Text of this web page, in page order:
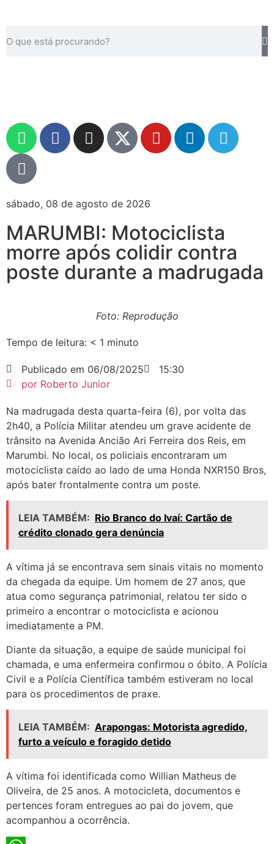
sábado, 08 de agosto de 2026
MARUMBI: Motociclista
morre após colidir contra
poste durante a madrugada
Foto: Reprodução
Tempo de leitura: < 1 minuto
Publicado em 06/08/2025
15:30
por Roberto Junior
Na madrugada desta quarta-feira (6), por volta das
2h40, a Polícia Militar atendeu um grave acidente de
trânsito na Avenida Ancião Ari Ferreira dos Reis, em
Marumbi. No local, os policiais encontraram um
motociclista caído ao lado de uma Honda NXR150 Bros,
após bater frontalmente contra um poste.
LEIA TAMBÉM: Rio Branco do Ivaí: Cartão de
crédito clonado gera denúncia
A vítima já se encontrava sem sinais vitais no momento
da chegada da equipe. Um homem de 27 anos, que
atua como segurança patrimonial, relatou ter sido o
primeiro a encontrar o motociclista e acionou
imediatamente a PM.
Diante da situação, a equipe de saúde municipal foi
chamada, e uma enfermeira confirmou o óbito. A Polícia
Civil e a Polícia Científica também estiveram no local
para os procedimentos de praxe.
LEIA TAMBÉM: Arapongas: Motorista agredido,
furto a veículo e foragido detido
A vítima foi identificada como Willian Matheus de
Oliveira, de 25 anos. A motocicleta, documentos e
pertences foram entregues ao pai do jovem, que
acompanhou a ocorrência.